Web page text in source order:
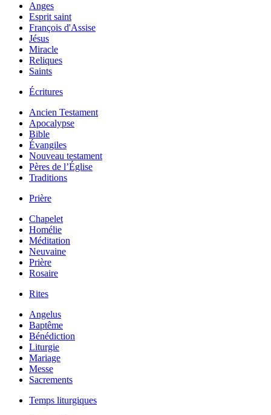
Anges
Esprit saint
François d'Assise
Jésus
Miracle
Reliques
Saints
Écritures
Ancien Testament
Apocalypse
Bible
Évangiles
Nouveau testament
Pères de l’Église
Traditions
Prière
Chapelet
Homélie
Méditation
Neuvaine
Prière
Rosaire
Rites
Angelus
Baptême
Bénédiction
Liturgie
Mariage
Messe
Sacrements
Temps liturgiques